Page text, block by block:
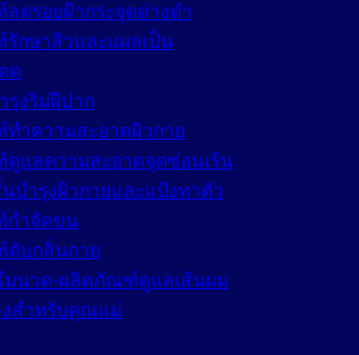
ดรอยฝ้ากระจุดด่างดำ
กษาสิวและแผลเป็น
ด
รุงริมฝีปาก
ำความสะอาดผิวกาย
แลความสะอาดจุดซ่อนเร้น
บำรุงผิวกายและแป้งทาตัว
ำจัดขน
บกลิ่นกาย
มนวด-ผลิตภัณฑ์ดูแลเส้นผม
งสำหรับคุณแม่